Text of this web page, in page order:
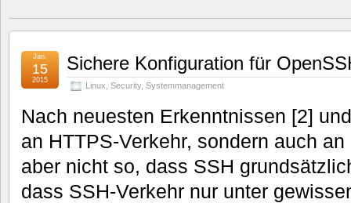
Sichere Konfiguration für
Linux Security, Systemmanagement
Jan.
15
2015
Nach neuesten Erkenntnissen [2]
an HTTPS-Verkehr, sondern auch
aber nicht so, dass SSH
dass SSH-Verkehr nur unter